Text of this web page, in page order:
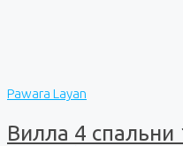
Pawara Layan
Вилла 4